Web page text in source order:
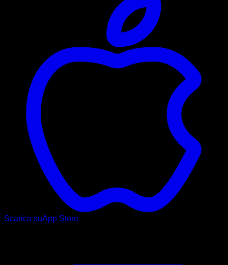
Scarica suApp Store